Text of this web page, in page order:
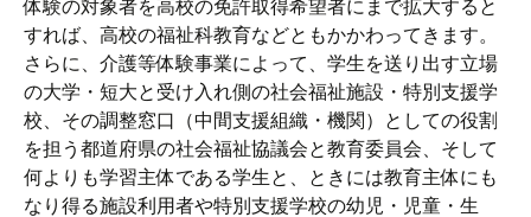
体験の対象者を高校の免許取得希望者にまで拡大すると
すれば、高校の福祉科教育などともかかわってきます。
さらに、介護等体験事業によって、学生を送り出す立場
の大学・短大と受け入れ側の社会福祉施設・特別支援学
校、その調整窓口（中間支援組織・機関）としての役割
を担う都道府県の社会福祉協議会と教育委員会、そして
何よりも学習主体である学生と、ときには教育主体にも
なり得る施設利用者や特別支援学校の幼児・児童・生